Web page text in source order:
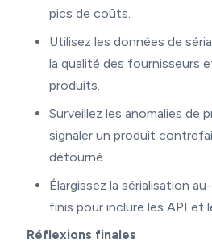
pics de coûts.
Utilisez les données de
la qualité des fournisseurs
produits.
Surveillez les anomalies de
signaler un produit
détourné.
Élargissez la sérialisation
finis pour inclure les API et
Réflexions finales